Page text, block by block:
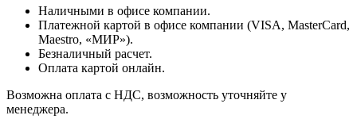
Наличными в офисе компании.
Платежной картой в офисе компании (VISA, MasterCard,
Maestro, «МИР»).
Безналичный расчет.
Оплата картой онлайн.
Возможна оплата с НДС, возможность уточняйте у
менеджера.